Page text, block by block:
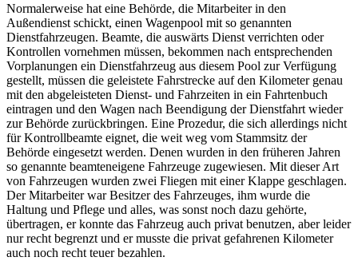
Normalerweise hat eine Behörde, die Mitarbeiter in den
Außendienst schickt, einen Wagenpool mit so genannten
Dienstfahrzeugen. Beamte, die auswärts Dienst verrichten oder
Kontrollen vornehmen müssen, bekommen nach entsprechenden
Vorplanungen ein Dienstfahrzeug aus diesem Pool zur Verfügung
gestellt, müssen die geleistete Fahrstrecke auf den Kilometer genau
mit den abgeleisteten Dienst- und Fahrzeiten in ein Fahrtenbuch
eintragen und den Wagen nach Beendigung der Dienstfahrt wieder
zur Behörde zurückbringen. Eine Prozedur, die sich allerdings nicht
für Kontrollbeamte eignet, die weit weg vom Stammsitz der
Behörde eingesetzt werden. Denen wurden in den früheren Jahren
so genannte beamteneigene Fahrzeuge zugewiesen. Mit dieser Art
von Fahrzeugen wurden zwei Fliegen mit einer Klappe geschlagen.
Der Mitarbeiter war Besitzer des Fahrzeuges, ihm wurde die
Haltung und Pflege und alles, was sonst noch dazu gehörte,
übertragen, er konnte das Fahrzeug auch privat benutzen, aber leider
nur recht begrenzt und er musste die privat gefahrenen Kilometer
auch noch recht teuer bezahlen.